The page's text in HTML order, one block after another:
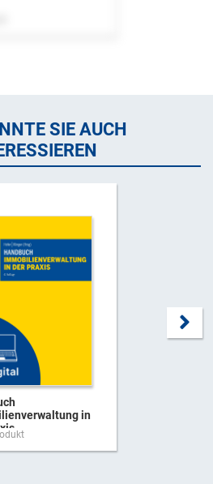
SIE AUCH
in